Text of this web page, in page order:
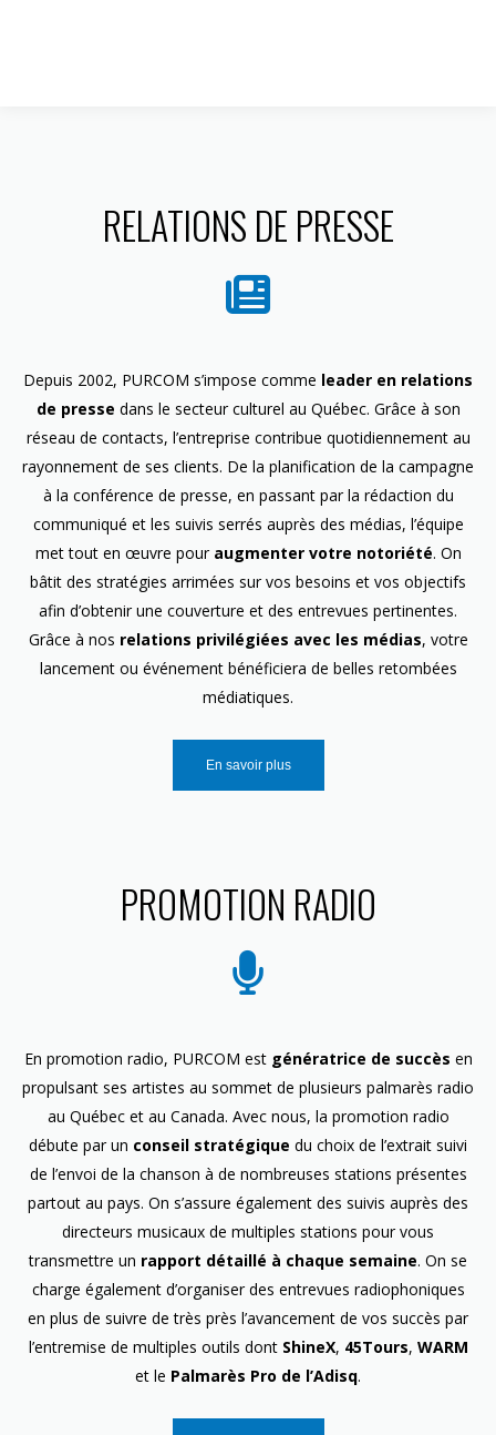
RELATIONS DE PRESSE
Depuis 2002, PURCOM s’impose comme leader en relations
de presse dans le secteur culturel au Québec. Grâce à son
réseau de contacts, l’entreprise contribue quotidiennement au
rayonnement de ses clients. De la planification de la campagne
à la conférence de presse, en passant par la rédaction du
communiqué et les suivis serrés auprès des médias, l’équipe
met tout en œuvre pour augmenter votre notoriété. On
bâtit des stratégies arrimées sur vos besoins et vos objectifs
afin d’obtenir une couverture et des entrevues pertinentes.
Grâce à nos relations privilégiées avec les médias, votre
lancement ou événement bénéficiera de belles retombées
médiatiques.
En savoir plus
PROMOTION RADIO
En promotion radio, PURCOM est génératrice de succès en
propulsant ses artistes au sommet de plusieurs palmarès radio
au Québec et au Canada. Avec nous, la promotion radio
débute par un conseil stratégique du choix de l’extrait suivi
de l’envoi de la chanson à de nombreuses stations présentes
partout au pays. On s’assure également des suivis auprès des
directeurs musicaux de multiples stations pour vous
transmettre un rapport détaillé à chaque semaine. On se
charge également d’organiser des entrevues radiophoniques
en plus de suivre de très près l’avancement de vos succès par
l’entremise de multiples outils dont ShineX, 45Tours, WARM
et le Palmarès Pro de l’Adisq.